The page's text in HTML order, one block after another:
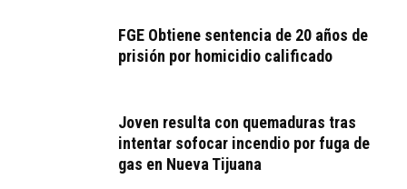
FGE Obtiene sentencia de 20 años de
prisión por homicidio calificado
Joven resulta con quemaduras tras
intentar sofocar incendio por fuga de
gas en Nueva Tijuana